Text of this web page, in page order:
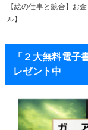
【絵の仕事と競合】お
ル】
「２大無料電
レゼント中